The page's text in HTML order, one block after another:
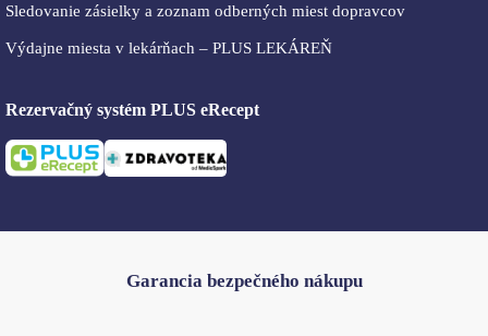
Sledovanie zásielky a zoznam odberných miest dopravcov
Výdajne miesta v lekárňach – PLUS LEKÁREŇ
Rezervačný systém PLUS eRecept
Garancia bezpečného nákupu